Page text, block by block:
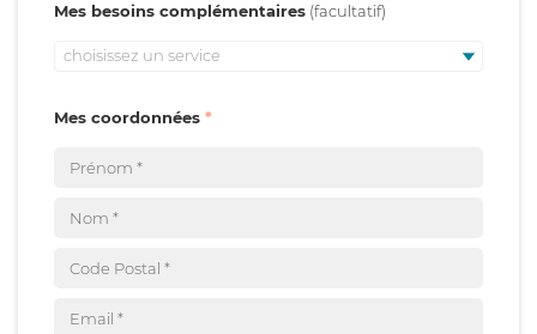
Mes besoins complémentaires
choisissez un service
Mes coordonnées